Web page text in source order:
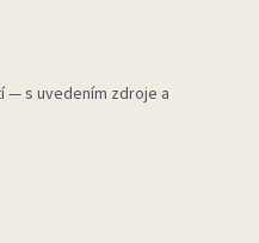
— s uvedením zdroje a